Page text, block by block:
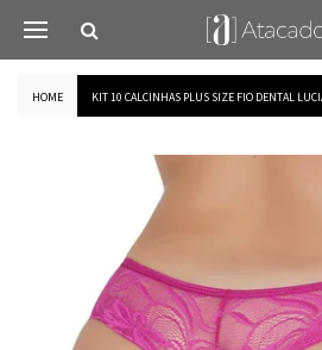
HOME KIT 10 CALCINHAS PLUS SIZE FIO DENTAL